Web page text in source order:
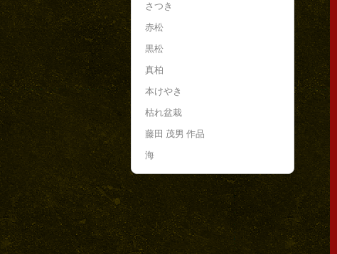
さつき
赤松
黒松
真柏
本けやき
枯れ盆栽
藤田 茂男 作品
海